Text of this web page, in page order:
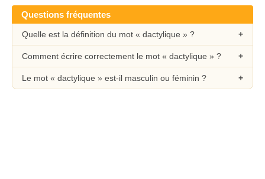
Questions fréquentes
Quelle est la définition du mot « dactylique » ?
Comment écrire correctement le mot « dactylique » ?
Le mot « dactylique » est-il masculin ou féminin ?